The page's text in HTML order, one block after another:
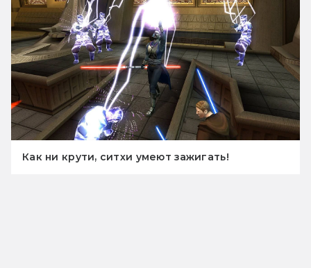
Как ни крути, ситхи умеют зажигать!